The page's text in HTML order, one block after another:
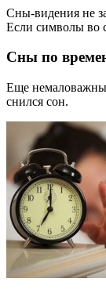
Сны-видения не
Если символы во
Сны по
Еще
снился сон.